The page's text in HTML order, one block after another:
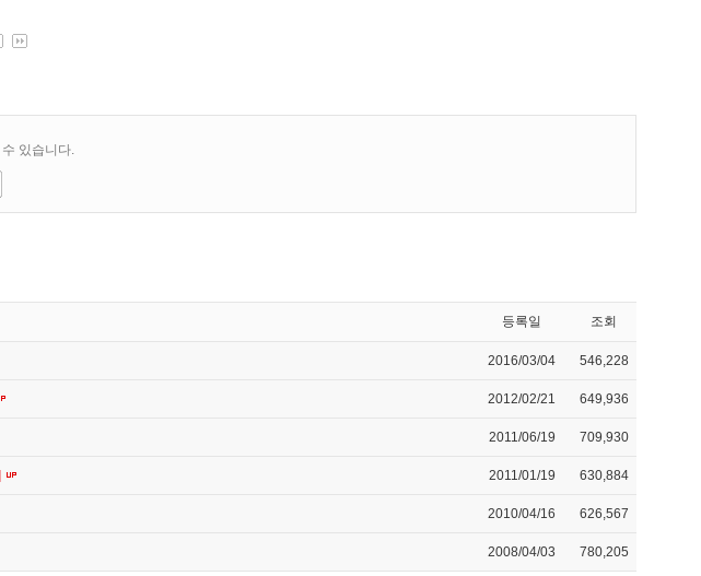
등록일 조회
2016/03/04 546,228
2012/02/21 649,936
2011/06/19 709,930
2011/01/19 630,884
2010/04/16 626,567
2008/04/03 780,205